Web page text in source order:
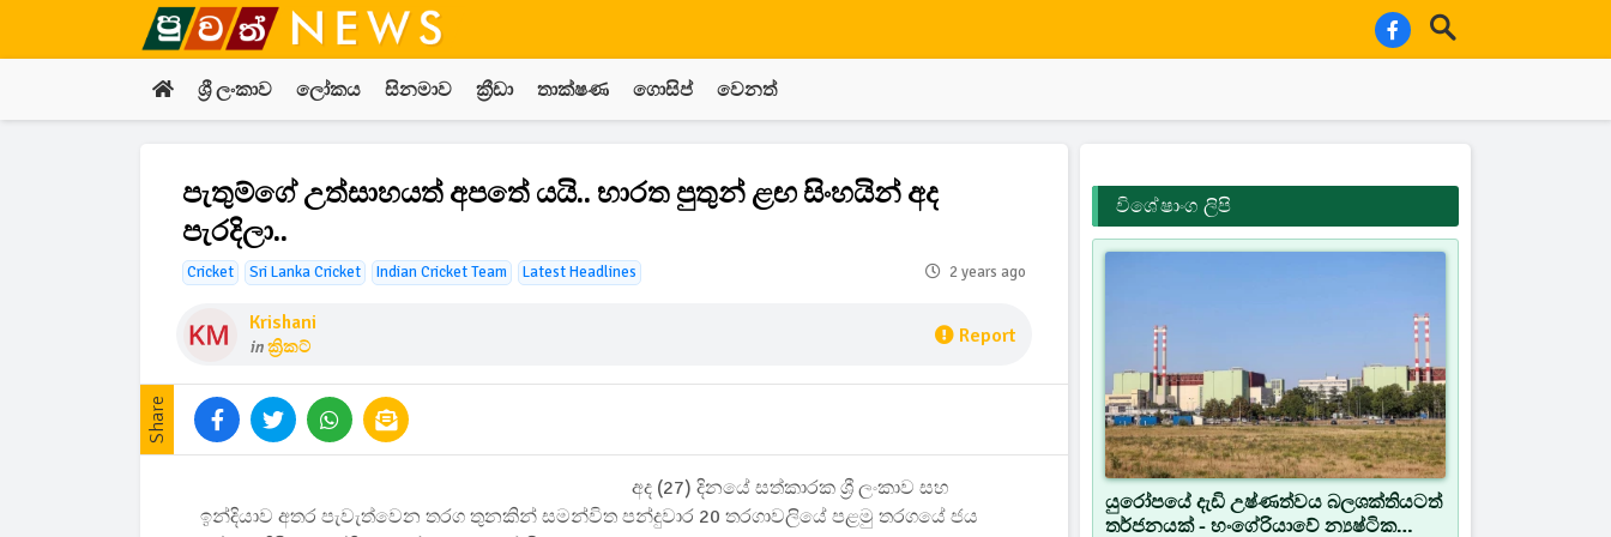
ශ්‍රී ලංකාව ලෝකය සිනමාව ක්‍රීඩා තාක්ෂණ ගොසිප් වෙනත්
පැතුම්ගේ උත්සාහයත් අපතේ යයි.. භාරත පුතුන් ළඟ සිංහයින් අද
පැරදිලා..
Cricket Sri Lanka Cricket Indian Cricket Team Latest Headlines 2 years ago
Krishani
inක්‍රිකට් Report
Share
අද (27) දිනයේ සත්කාරක ශ්‍රී ලංකාව සහ
ඉන්දියාව අතර පැවැත්වෙන තරග තුනකින් සමන්විත පන්දුවාර 20 තරගාවලියේ පළමු තරගයේ ජය
විශේෂාංග ලිපි
යුරෝපයේ දැඩි උෂ්ණත්වය බලශක්තියටත්
තර්ජනයක් - හංගේරියාවේ න්‍යෂ්ටික